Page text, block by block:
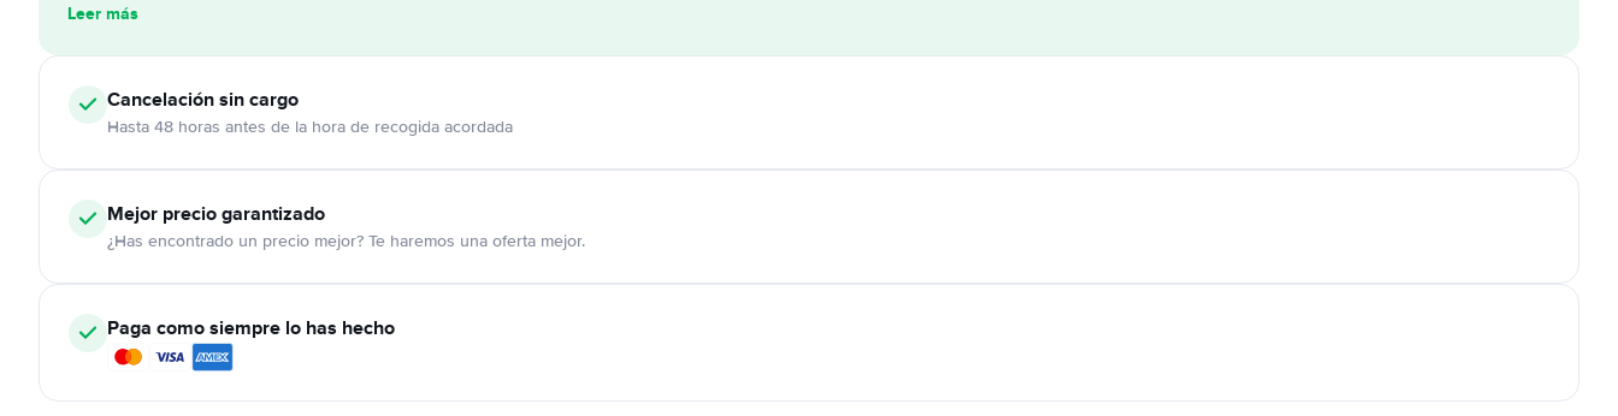
Leer más
Cancelaciónsin cargo
Hasta 48 horas antes de la hora de recogida acordada
Mejor precio garantizado
¿Has encontrado un precio mejor? Te haremos una oferta mejor.
Paga como siempre lo has hecho